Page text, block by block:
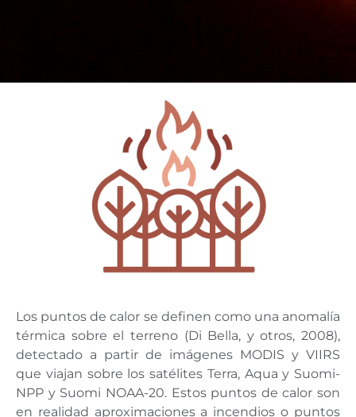
Los puntos de calor se definen como una anomalía
térmica sobre el terreno (Di Bella, y otros, 2008),
detectado a partir de imágenes MODIS y VIIRS
que viajan sobre los satélites Terra, Aqua y Suomi-
NPP y Suomi NOAA-20. Estos puntos de calor son
en realidad aproximaciones a incendios o puntos